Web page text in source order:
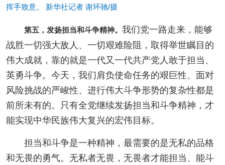
挥手致意。 新华社记者 谢环驰/摄
第五，发扬担当和斗争精神。 我们党一路走来，能够
战胜一切强大敌人、一切艰难险阻，取得举世瞩目的
伟大成就，靠的就是一代又一代共产党人敢于担当、
英勇斗争。今天，我们肩负使命任务的艰巨性、面对
风险挑战的严峻性、进行伟大斗争形势的复杂性都是
前所未有的。只有全党继续发扬担当和斗争精神，才
能实现中华民族伟大复兴的宏伟目标。
担当和斗争是一种精神，最需要的是无私的品格
和无畏的勇气。无私者无畏，无畏者才能担当、能斗